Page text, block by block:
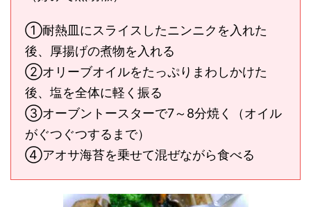
①耐熱皿にスライスしたニンニクを入れた
後、厚揚げの煮物を入れる
②オリーブオイルをたっぷりまわしかけた
後、塩を全体に軽く振る
③オーブントースターで7～8分焼く（オイル
がぐつぐつするまで）
④アオサ海苔を乗せて混ぜながら食べる